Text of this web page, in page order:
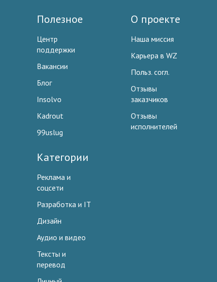
Полезное
Центр
поддержки
Вакансии
Блог
Insolvo
Kadrout
99uslug
О проекте
Наша миссия
Карьера в WZ
Польз. согл.
Отзывы
заказчиков
Отзывы
исполнителей
Категории
Реклама и
соцсети
Разработка и IT
Дизайн
Аудио и видео
Тексты и
перевод